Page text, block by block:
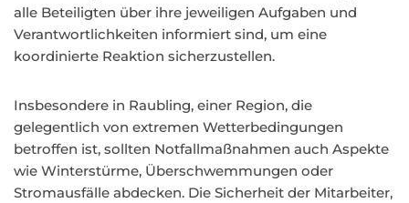
alle Beteiligten über ihre jeweiligen Aufgaben und
Verantwortlichkeiten informiert sind, um eine
koordinierte Reaktion sicherzustellen.
Insbesondere in Raubling, einer Region, die
gelegentlich von extremen Wetterbedingungen
betroffen ist, sollten Notfallmaßnahmen auch Aspekte
wie Winterstürme, Überschwemmungen oder
Stromausfälle abdecken. Die Sicherheit der Mitarbeiter,